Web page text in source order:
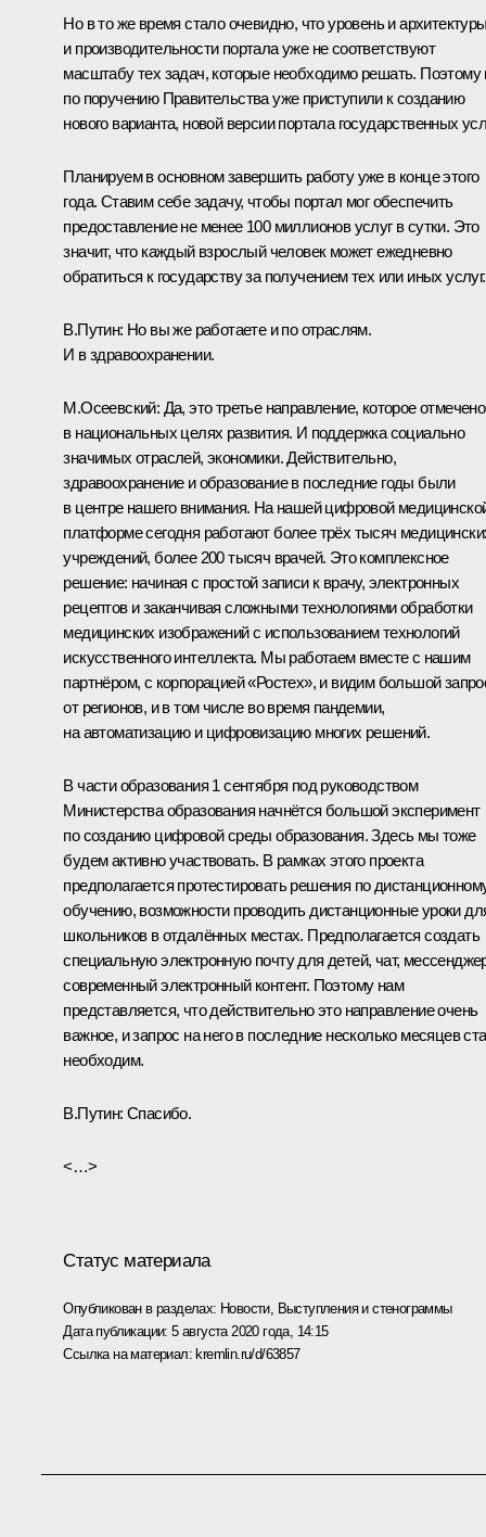
Но в то же время стало очевидно, что уровень и
и производительности портала уже не соответствуют
масштабу тех задач, которые необходимо решать.
по поручению Правительства уже приступили к созданию
нового варианта, новой версии портала государственных
Планируем в основном завершить работу уже в конце этого
года. Ставим себе задачу, чтобы портал мог обеспечить
предоставление не менее 100 миллионов услуг в сутки. Это
значит, что каждый взрослый человек может ежедневно
обратиться к государству за получением тех или иных услуг.
В.Путин: Но вы же работаете и по отраслям.
И в здравоохранении.
М.Осеевский: Да, это третье направление, которое отмечено
в национальных целях развития. И поддержка социально
значимых отраслей, экономики. Действительно,
здравоохранение и образование в последние годы были
в центре нашего внимания. На нашей цифровой
платформе сегодня работают более трёх тысяч
учреждений, более 200 тысяч врачей. Это комплексное
решение: начиная с простой записи к врачу, электронных
рецептов и заканчивая сложными технологиями обработки
медицинских изображений с использованием технологий
искусственного интеллекта. Мы работаем вместе с нашим
партнёром, с корпорацией «Ростех», и видим большой
от регионов, и в том числе во время пандемии,
на автоматизацию и цифровизацию многих решений.
В части образования 1 сентября под руководством
Министерства образования начнётся большой эксперимент
по созданию цифровой среды образования. Здесь мы тоже
будем активно участвовать. В рамках этого проекта
предполагается протестировать решения по
обучению, возможности проводить дистанционные уроки
школьников в отдалённых местах. Предполагается создать
специальную электронную почту для детей, чат,
современный электронный контент. Поэтому нам
представляется, что действительно это направление очень
важное, и запрос на него в последние несколько месяцев
необходим.
В.Путин: Спасибо.
<…>
Статус материала
Опубликован в разделах: Новости, Выступления и стенограммы
Дата публикации:5 августа 2020 года, 14:15
Ссылка на материал: kremlin.ru/d/63857